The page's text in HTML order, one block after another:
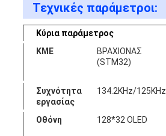
Τεχνικές παράμετροι:
Κύρια παράμετρος
ΚΜΕ
ΒΡΑΧΙΟΝΑΣ
(STM32)
Συχνότητα
εργασίας
134.2KHz/125KHz
Οθόνη
128*32 OLED